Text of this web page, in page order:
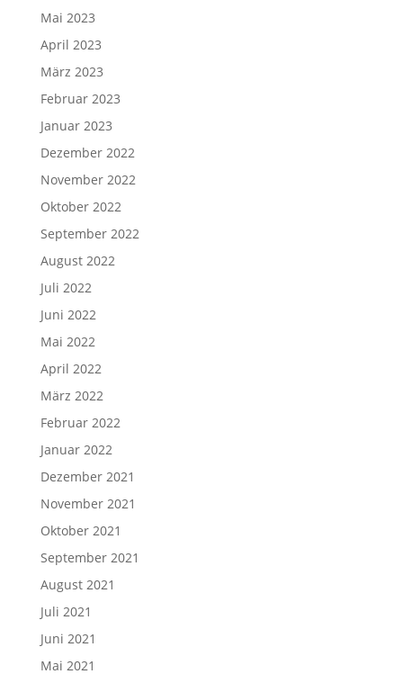
Mai 2023
April 2023
März 2023
Februar 2023
Januar 2023
Dezember 2022
November 2022
Oktober 2022
September 2022
August 2022
Juli 2022
Juni 2022
Mai 2022
April 2022
März 2022
Februar 2022
Januar 2022
Dezember 2021
November 2021
Oktober 2021
September 2021
August 2021
Juli 2021
Juni 2021
Mai 2021